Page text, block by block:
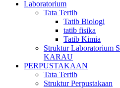
Laboratorium
Tata Tertib
Tatib Biologi
tatib fisika
Tatib Kimia
Struktur Laboratorium
KARAU
PERPUSTAKAAN
Tata Tertib
Struktur Perpustakaan